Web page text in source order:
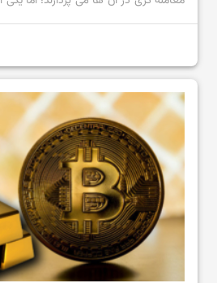
بهترین نرم افزار های ترید
آموزش صرافی Bingx از ثبت نام تا خرید و فروش ارز دیجیتال
ذهن افراد شکل می گیرد این است که